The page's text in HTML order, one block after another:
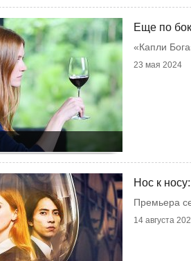
Еще по
«Капли
23 мая 2024
Нос к
Премьера
14 августа